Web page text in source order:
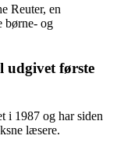
Reuter, en
børne- og
udgivet første
i 1987 og har siden
læsere.